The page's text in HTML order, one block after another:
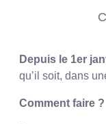
Depuis le 1er
qu’il soit, dans
Comment faire ?